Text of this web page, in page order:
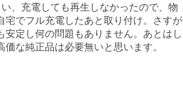
、充電しても再生しなかったので、物
でフル充電したあと取り付け。さすが
定し何の問題もありません。あとはし
な純正品は必要無いと思います。